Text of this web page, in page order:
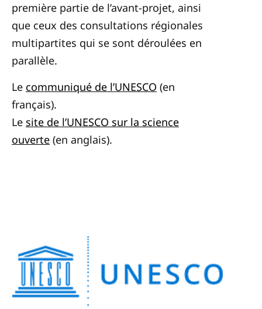
première partie de l’avant-projet, ainsi
que ceux des consultations régionales
multipartites qui se sont déroulées en
parallèle.
Le communiqué de l’UNESCO (en
français).
Le site de l’UNESCO sur la science
ouverte (en anglais).